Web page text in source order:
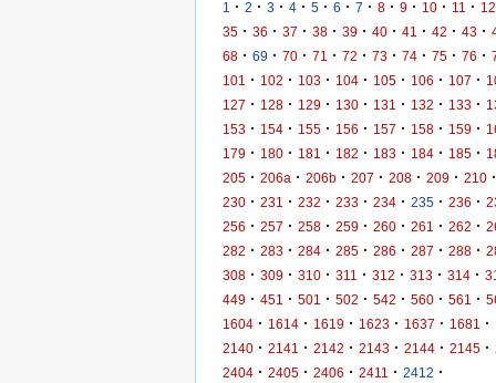
1 · 2 · 3 · 4 · 5 · 6 · 7 · 8 · 9 · 10 · 11 · 12
35 · 36 · 37 · 38 · 39 · 40 · 41 · 42 · 43 ·
68 · 69 · 70 · 71 · 72 · 73 · 74 · 75 · 76 ·
101
· 102 · 103 · 104 · 105 · 106 · 107 ·
127 · 128 · 129 · 130 · 131 · 132 · 133 ·
153 · 154 · 155 · 156 · 157 · 158 · 159 ·
179 · 180 · 181 · 182 · 183 · 184 · 185 ·
205 · 206a · 206b · 207 · 208 · 209 · 210 ·
230 · 231 · 232 · 233 · 234 · 235 · 236 ·
256 · 257 · 258 · 259 · 260 · 261 · 262 ·
282 · 283 · 284 · 285 · 286 · 287 · 288 ·
308 · 309 · 310 · 311 · 312 · 313 · 314 ·
449 · 451 · 501 · 502 · 542 · 560 · 561 ·
1604 · 1614 · 1619 · 1623 · 1637 · 1681 ·
2140 · 2141 · 2142 · 2143 · 2144 · 2145 ·
2404 · 2405 · 2406 · 2411 · 2412 ·